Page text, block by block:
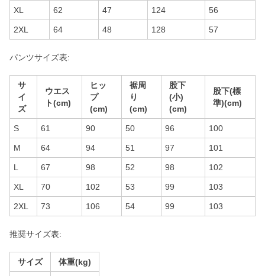
XL 62 47 124 56
2XL 64 48 128 57
パンツサイズ表:
サ
イ
ズ
ウエス
ト(cm)
ヒッ
プ
(cm)
裾周
り
(cm)
股下
(小)
(cm)
股下(標
準)(cm)
S 61 90 50 96 100
M 64 94 51 97 101
L 67 98 52 98 102
XL 70 102 53 99 103
2XL 73 106 54 99 103
推奨サイズ表:
サイズ 体重(kg)